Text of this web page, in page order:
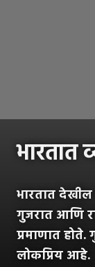
भारतात
भारतात देखील
गुजरात आणि
प्रमाणात
लोकप्रिय आहे.